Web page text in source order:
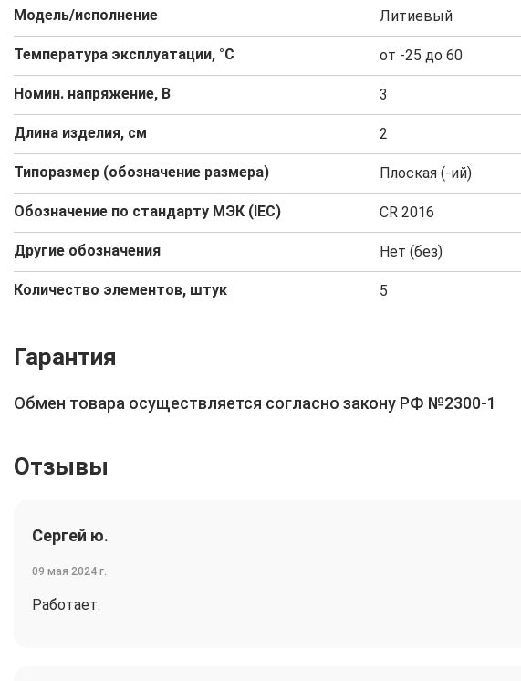
Модель/исполнение Литиевый
Температура эксплуатации, °C от -25 до 60
Номин. напряжение, В 3
Длина изделия, см 2
Типоразмер (обозначение размера) Плоская (-ий)
Обозначение по стандарту МЭК (IEC) CR 2016
Другие обозначения Нет (без)
Количество элементов, штук 5
Гарантия
Обмен товара осуществляется согласно закону РФ №2300-1
Отзывы
Сергей ю.
09 мая 2024 г.
Работает.